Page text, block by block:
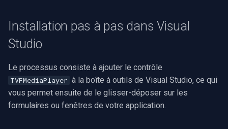
CP Plus
Sanyo
Installation pas à pas dans Visual
Studio
Le processus consiste à ajouter le contrôle
TVFMediaPlayer à la boîte à outils de Visual Studio, ce qui
vous permet ensuite de le glisser-déposer sur les
formulaires ou fenêtres de votre application.